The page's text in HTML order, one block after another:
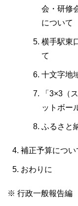
会・研修
について
横手駅東
て
十文字地
「3×3（
ットボー
ふるさと
補正予算につい
おわりに
※ 行政一般報告編